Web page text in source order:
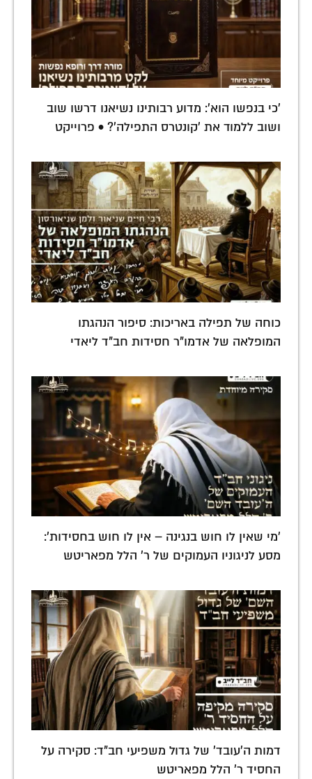
'כי בנפשו הוא': מדוע רבותינו נשיאנו דרשו שוב
ושוב ללמוד את 'קונטרס התפילה'? • פרוייקט
כוחה של תפילה באריכות: סיפור הנהגתו
המופלאה של אדמו"ר חסידות חב"ד ליאדי
'מי שאין לו חוש בנגינה – אין לו חוש בחסידות':
מסע לניגוניו העמוקים של ר' הלל מפאריטש
דמות ה'עובד' של גדול משפיעי חב"ד: סקירה על
החסיד ר' הלל מפאריטש